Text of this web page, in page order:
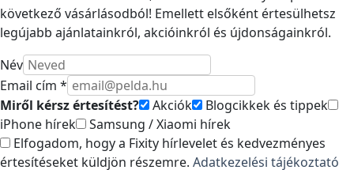
következő vásárlásodból! Emellett elsőként értesülhetsz
legújabb ajánlatainkról, akcióinkról és újdonságainkról.
Név
Email cím *
Miről kérsz értesítést?
Akciók
Blogcikkek és tippek
iPhone hírek
Samsung / Xiaomi hírek
Elfogadom, hogy a Fixity hírlevelet és kedvezményes
értesítéseket küldjön részemre. Adatkezelési tájékoztató